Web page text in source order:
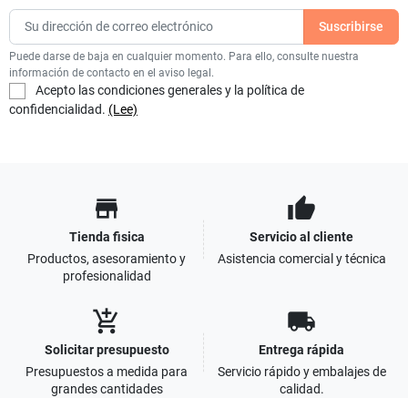
Puede darse de baja en cualquier momento. Para ello, consulte nuestra
información de contacto en el aviso legal.
Acepto las condiciones generales y la política de
confidencialidad. (Lee)
store
Tienda fisica
Productos, asesoramiento y
profesionalidad
thumb_up
Servicio al cliente
Asistencia comercial y técnica
add_shopping_cart
Solicitar presupuesto
Presupuestos a medida para
grandes cantidades
local_shipping
Entrega rápida
Servicio rápido y embalajes de
calidad.